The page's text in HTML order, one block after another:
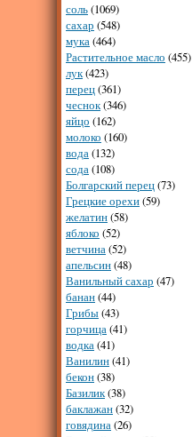
соль(1069)
сахар (548)
мука(464)
Растительное масло (455)
лук(423)
перец(361)
чеснок(346)
яйцо (162)
молоко (160)
вода(132)
сода(108)
Болгарский перец(73)
Грецкие орехи(59)
желатин(58)
яблоко (52)
ветчина(52)
апельсин(48)
Ванильный сахар (47)
банан(44)
Грибы(43)
горчица(41)
водка(41)
Ванилин(41)
бекон(38)
Базилик(38)
баклажан(32)
говядина(26)